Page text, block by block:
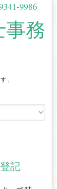
9986
事務
。
記